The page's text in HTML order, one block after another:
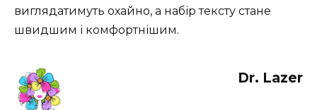
виглядатимуть охайно, а набір тексту стане
швидшим і комфортнішим.
Dr. Lazer